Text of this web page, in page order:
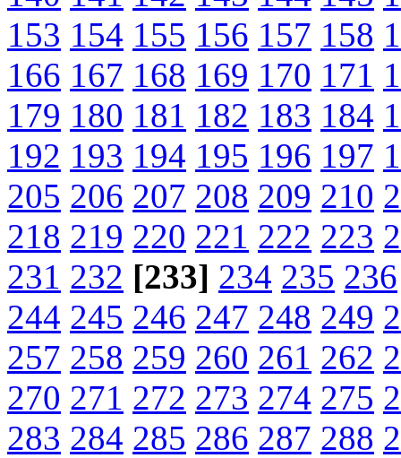
153 154 155 156 157 158
166 167 168 169 170 171
179 180 181 182 183 184
192 193 194 195 196 197
205 206 207 208 209 210
218 219 220 221 222 223
231 232 [233] 234 235 236
244 245 246 247 248 249
257 258 259 260 261 262
270 271 272 273 274 275
283 284 285 286 287 288